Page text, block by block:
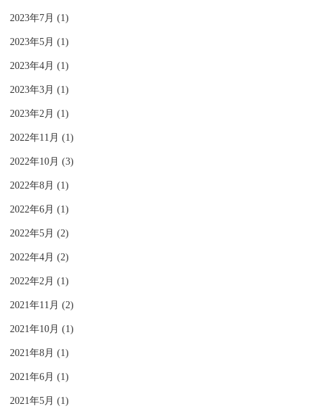
2023年7月 (1)
2023年5月 (1)
2023年4月 (1)
2023年3月 (1)
2023年2月 (1)
2022年11月 (1)
2022年10月 (3)
2022年8月 (1)
2022年6月 (1)
2022年5月 (2)
2022年4月 (2)
2022年2月 (1)
2021年11月 (2)
2021年10月 (1)
2021年8月 (1)
2021年6月 (1)
2021年5月 (1)